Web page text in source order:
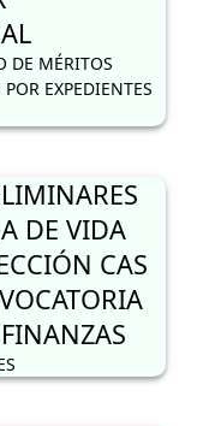
DE MÉRITOS
EXPEDIENTES
DE VIDA
CAS